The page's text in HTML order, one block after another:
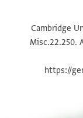
و تدوير
Cambridge
Misc.22.250.
https://